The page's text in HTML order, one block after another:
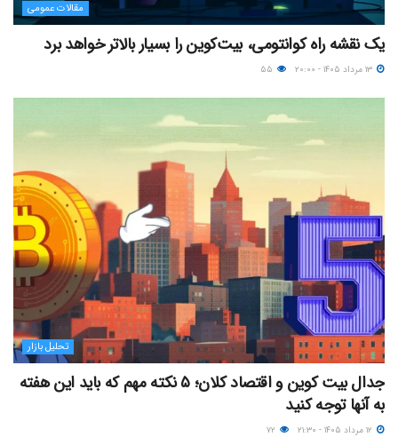
مقالات عمومی
یک نقشه راه کوانتومی، بیت‌کوین را بسیار بالاتر خواهد برد
تحلیل بازار
جدال بیت کوین و اقتصاد کلان؛ ۵ نکته مهم که باید این هفته
به آنها توجه کنید